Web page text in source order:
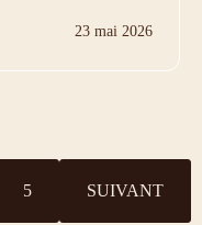
23 mai 2026
5 SUIVANT